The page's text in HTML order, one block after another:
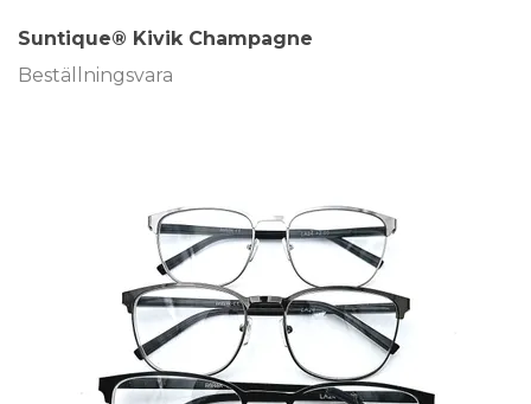
Suntique® Kivik Champagne
Beställningsvara